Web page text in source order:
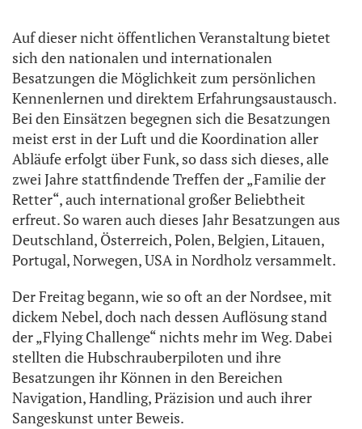
Auf dieser nicht öffentlichen Veranstaltung bietet
sich den nationalen und internationalen
Besatzungen die Möglichkeit zum persönlichen
Kennenlernen und direktem Erfahrungsaustausch.
Bei den Einsätzen begegnen sich die Besatzungen
meist erst in der Luft und die Koordination aller
Abläufe erfolgt über Funk, so dass sich dieses, alle
zwei Jahre stattfindende Treffen der „Familie der
Retter“, auch international großer Beliebtheit
erfreut. So waren auch dieses Jahr Besatzungen aus
Deutschland, Österreich, Polen, Belgien, Litauen,
Portugal, Norwegen, USA in Nordholz versammelt.
Der Freitag begann, wie so oft an der Nordsee, mit
dickem Nebel, doch nach dessen Auflösung stand
der „Flying Challenge“ nichts mehr im Weg. Dabei
stellten die Hubschrauberpiloten und ihre
Besatzungen ihr Können in den Bereichen
Navigation, Handling, Präzision und auch ihrer
Sangeskunst unter Beweis.